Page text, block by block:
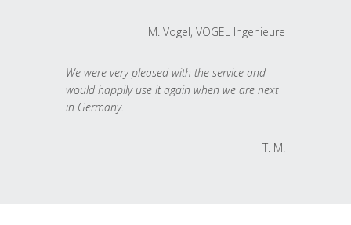
M. Vogel, VOGEL Ingenieure
We were very pleased with the service and
would happily use it again when we are next
in Germany.
T. M.